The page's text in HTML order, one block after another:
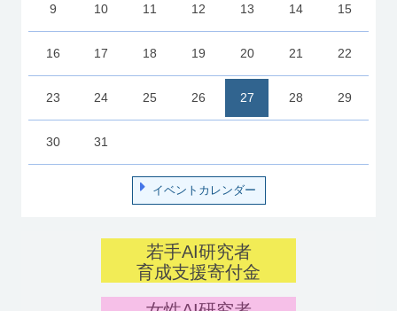
9 10 11 12 13 14 15
16 17 18 19 20 21 22
23 24 25 26 27 28 29
30 31
イベントカレンダー
若手AI研究者
育成支援寄付金